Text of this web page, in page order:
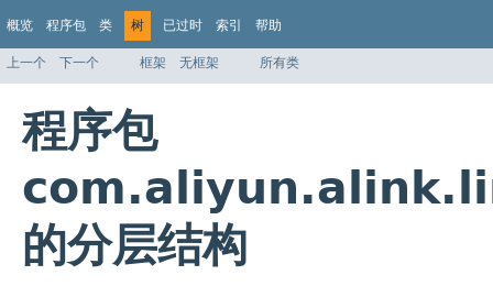
概览 程序包 类 树 已过时 索引 帮助
上一个 下一个 框架 无框架 所有类
程序包
的分层结构